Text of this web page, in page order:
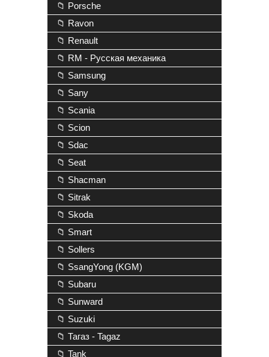
📁 Porsche
📁 Ravon
📁 Renault
📁 RM - Русская механика
📁 Samsung
📁 Sany
📁 Scania
📁 Scion
📁 Sdac
📁 Seat
📁 Shacman
📁 Sitrak
📁 Skoda
📁 Smart
📁 Sollers
📁 SsangYong (KGM)
📁 Subaru
📁 Sunward
📁 Suzuki
📁 Тагаз - Tagaz
📁 Tank